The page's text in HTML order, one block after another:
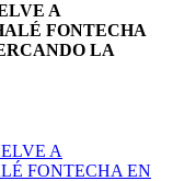
A
FONTECHA
LA